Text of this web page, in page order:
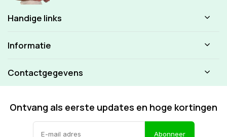
Handige links
Informatie
Contactgegevens
Ontvang als eerste updates en hoge kortingen
Abonneer